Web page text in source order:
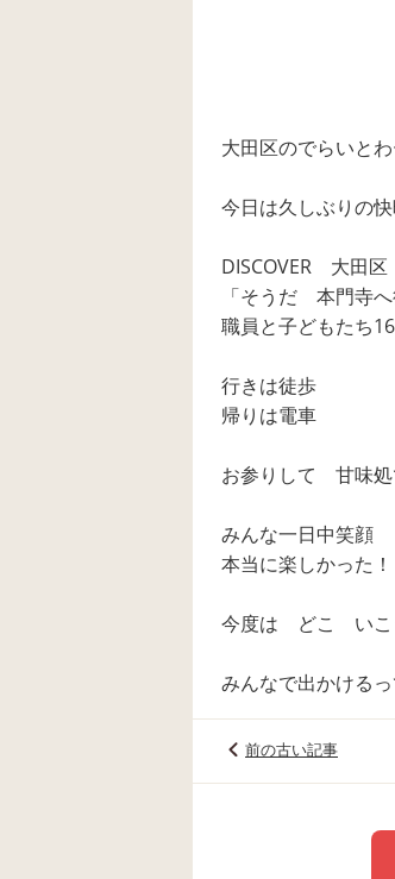
大田区のでらいと
今日は久しぶりの
DISCOVER 大田
「そうだ 本門寺へ
職員と子どもたち
行きは徒歩
帰りは電車
お参りして 甘味
みんな一日中笑顔
本当に楽しかった！
今度は どこ いこ
みんなで出かける
前の古い記事